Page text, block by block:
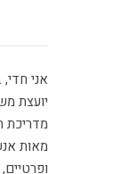
אני
יועצת
מדריכת
מאות